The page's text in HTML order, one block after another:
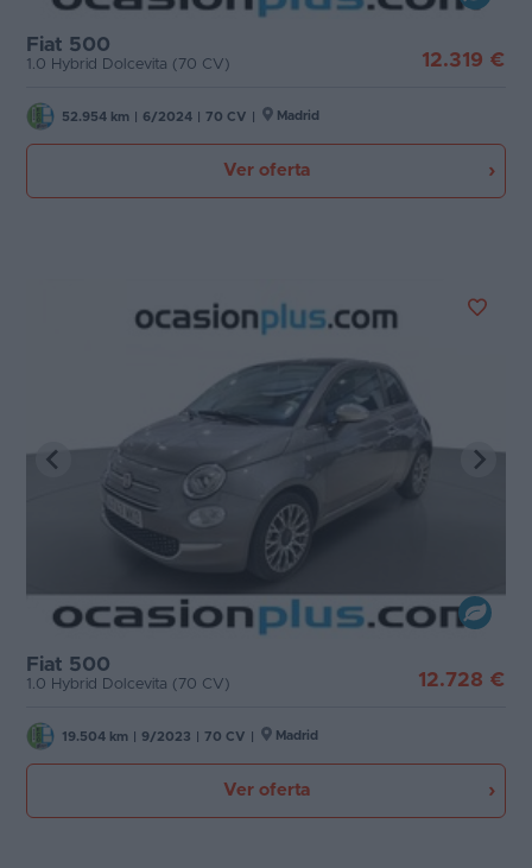
Fiat 500
1.0 Hybrid Dolcevita (70 CV) 12.319 €
52.954 km 6/2024 70 CV Madrid
Ver oferta
Fiat 500
1.0 Hybrid Dolcevita (70 CV) 12.728 €
19.504 km 9/2023 70 CV Madrid
Ver oferta